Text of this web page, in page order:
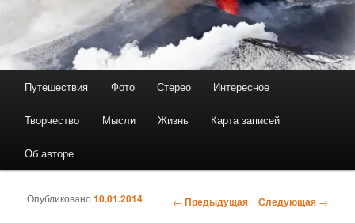
Главное меню
Путешествия Фото Стерео Интересное
Творчество Мысли Жизнь Карта записей
Об авторе
Навигация по записям
← Предыдущая Следующая →
Опубликовано10.01.2014